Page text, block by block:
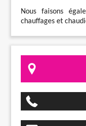
Nous faisons
chauffages et